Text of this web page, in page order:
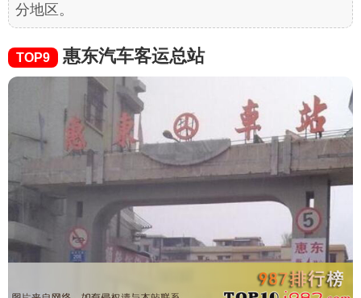
分地区。
TOP9 惠东汽车客运总站